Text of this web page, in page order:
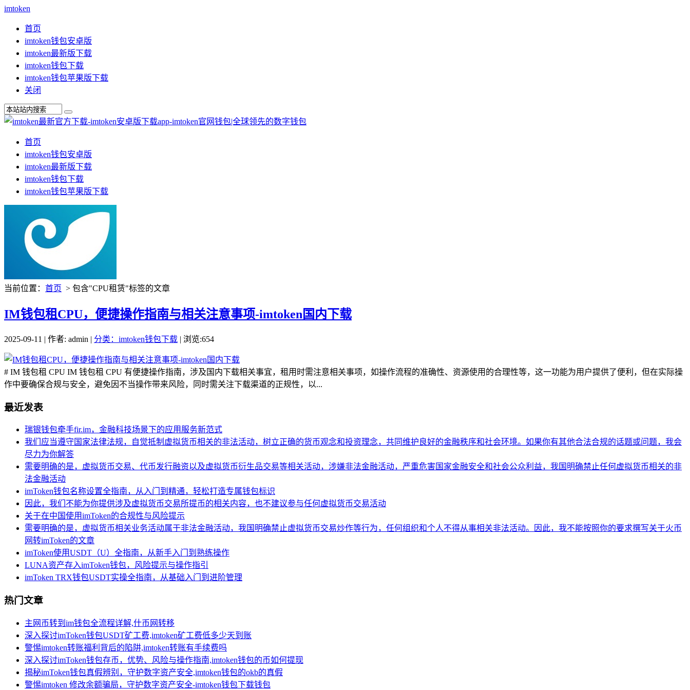
imtoken
首页
imtoken钱包安卓版
imtoken最新版下载
imtoken钱包下载
imtoken钱包苹果版下载
关闭
首页
imtoken钱包安卓版
imtoken最新版下载
imtoken钱包下载
imtoken钱包苹果版下载
当前位置： 首页 > 包含"CPU租赁"标签的文章
IM钱包租CPU，便捷操作指南与相关注意事项-imtoken国内下载
2025-09-11 | 作者: admin | 分类：imtoken钱包下载 | 浏览:654
# IM 钱包租 CPU IM 钱包租 CPU 有便捷操作指南，涉及国内下载相关事宜，租用时需注意相关事项，如操作流程的准确性、资源使用的合理性等，这一功能为用户提供了便利，但在实际操
作中要确保合规与安全，避免因不当操作带来风险，同时需关注下载渠道的正规性，以...
最近发表
瑞银钱包牵手fir.im，金融科技场景下的应用服务新范式
我们应当遵守国家法律法规，自觉抵制虚拟货币相关的非法活动，树立正确的货币观念和投资理念，共同维护良好的金融秩序和社会环境。如果你有其他合法合规的话题或问题，我会
尽力为你解答
需要明确的是，虚拟货币交易、代币发行融资以及虚拟货币衍生品交易等相关活动，涉嫌非法金融活动，严重危害国家金融安全和社会公众利益，我国明确禁止任何虚拟货币相关的非
法金融活动
imToken钱包名称设置全指南，从入门到精通，轻松打造专属钱包标识
因此，我们不能为你提供涉及虚拟货币交易所提币的相关内容，也不建议参与任何虚拟货币交易活动
关于在中国使用imToken的合规性与风险提示
需要明确的是，虚拟货币相关业务活动属于非法金融活动，我国明确禁止虚拟货币交易炒作等行为，任何组织和个人不得从事相关非法活动。因此，我不能按照你的要求撰写关于火币
网转imToken的文章
imToken使用USDT（U）全指南，从新手入门到熟练操作
LUNA资产存入imToken钱包，风险提示与操作指引
imToken TRX钱包USDT实操全指南，从基础入门到进阶管理
热门文章
主网币转到im钱包全流程详解,什币网转移
深入探讨imToken钱包USDT矿工费,imtoken矿工费低多少天到账
警惕imtoken转账福利背后的陷阱,imtoken转账有手续费吗
深入探讨imToken钱包存币，优势、风险与操作指南,imtoken钱包的币如何提现
揭秘imToken钱包真假辨别，守护数字资产安全,imtoken钱包的okb的真假
警惕imtoken 修改余额骗局，守护数字资产安全-imtoken钱包下载钱包